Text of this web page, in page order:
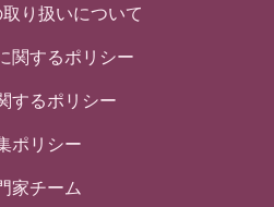
り扱いについて
関するポリシー
するポリシー
ポリシー
家チーム